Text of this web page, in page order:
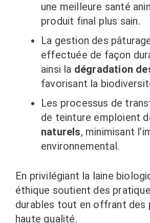
une meilleure santé
produit final plus sain.
La gestion des
effectuée de façon
ainsi la dégradation
favorisant la
Les processus de
de teinture emploient
naturels, minimisant
environnemental.
En privilégiant la laine
éthique soutient des
durables tout en offrant des
haute qualité.